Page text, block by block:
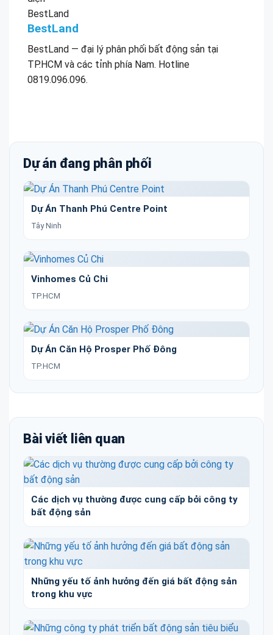
BestLand
BestLand — đại lý phân phối bất động sản tại
TP.HCM và các tỉnh phía Nam. Hotline
0819.096.096.
Dự án đang phân phối
Dự Án Thanh Phú Centre Point
Tây Ninh
Vinhomes Củ Chi
TP.HCM
Dự Án Căn Hộ Prosper Phố Đông
TP.HCM
Bài viết liên quan
Các dịch vụ thường được cung cấp bởi công ty
bất động sản
Những yếu tố ảnh hưởng đến giá bất động sản
trong khu vực